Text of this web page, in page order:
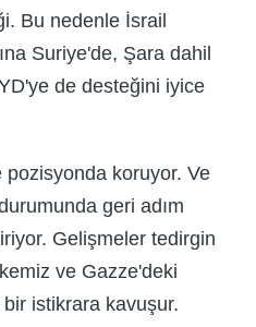
Bu nedenle İsrail
Suriye'de, Şara dahil
de desteğini iyice
pozisyonda koruyor. Ve
geri adım
Gelişmeler tedirgin
ve Gazze'deki
istikrara kavuşur.